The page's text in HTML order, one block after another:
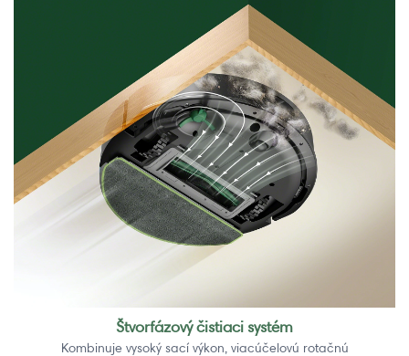
Štvorfázový čistiaci systém
Kombinuje vysoký sací výkon, viacúčelovú rotačnú